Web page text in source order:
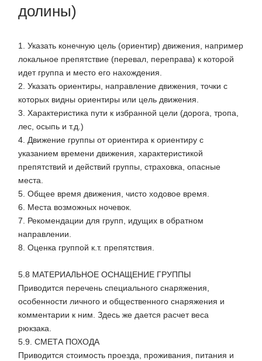
долины)
1. Указать конечную цель (ориентир) движения, например
локальное препятствие (перевал, переправа) к которой
идет группа и место его нахождения.
2. Указать ориентиры, направление движения, точки с
которых видны ориентиры или цель движения.
3. Характеристика пути к избранной цели (дорога, тропа,
лес, осыпь и т.д.)
4. Движение группы от ориентира к ориентиру с
указанием времени движения, характеристикой
препятствий и действий группы, страховка, опасные
места.
5. Общее время движения, чисто ходовое время.
6. Места возможных ночевок.
7. Рекомендации для групп, идущих в обратном
направлении.
8. Оценка группой к.т. препятствия.
5.8 МАТЕРИАЛЬНОЕ ОСНАЩЕНИЕ ГРУППЫ
Приводится перечень специального снаряжения,
особенности личного и общественного снаряжения и
комментарии к ним. Здесь же дается расчет веса
рюкзака.
5.9. СМЕТА ПОХОДА
Приводится стоимость проезда, проживания, питания и